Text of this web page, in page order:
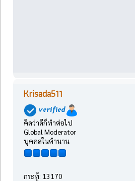
Krisada511
คิดว่าดีก็ทำต่อไป
Global Moderator
บุคคลในตำนาน
กระทู้: 13170